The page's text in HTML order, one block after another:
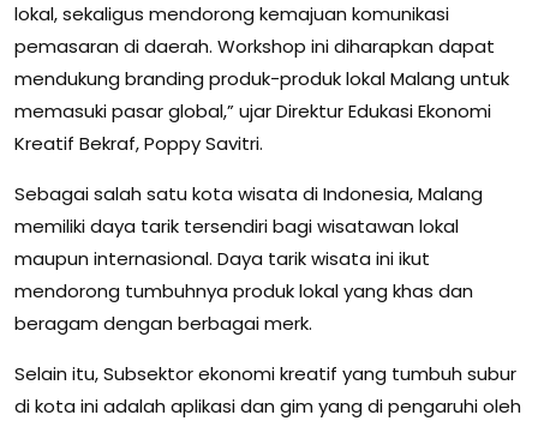
lokal, sekaligus mendorong kemajuan komunikasi
pemasaran di daerah. Workshop ini diharapkan dapat
mendukung branding produk-produk lokal Malang untuk
memasuki pasar global,” ujar Direktur Edukasi Ekonomi
Kreatif Bekraf, Poppy Savitri.
Sebagai salah satu kota wisata di Indonesia, Malang
memiliki daya tarik tersendiri bagi wisatawan lokal
maupun internasional. Daya tarik wisata ini ikut
mendorong tumbuhnya produk lokal yang khas dan
beragam dengan berbagai merk.
Selain itu, Subsektor ekonomi kreatif yang tumbuh subur
di kota ini adalah aplikasi dan gim yang di pengaruhi oleh